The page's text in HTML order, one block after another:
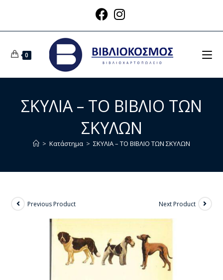
0
ΣΚΥΛΙΑ – ΤΟ ΒΙΒΛΙΟ ΤΩΝ
ΣΚΥΛΩΝ
> Κατάστημα > ΣΚΥΛΙΑ – ΤΟ ΒΙΒΛΙΟ ΤΩΝ ΣΚΥΛΩΝ
Previous Product Next Product